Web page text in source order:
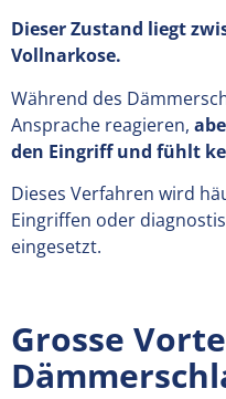
Dieser Zustand liegt
Vollnarkose.
Während des
Ansprache reagieren,
den Eingriff und fühlt
Dieses Verfahren wird
Eingriffen oder
eingesetzt.
Grosse